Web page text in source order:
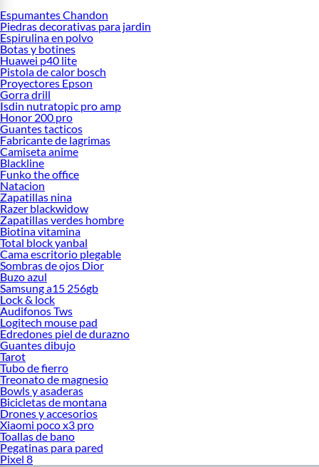
TV 32 pulgadas
TV 42 pulgadas
TV 43 pulgadas
TV 50 pulgadas
TV 55 pulgadas
TV 58 pulgadas
TV 60 pulgadas
TV 65 pulgadas
TV 70 pulgadas
TV 75 pulgadas
TV 85 pulgadas
Espumantes Chandon
Piedras decorativas para jardin
Espirulina en polvo
Botas y botines
Huawei p40 lite
Pistola de calor bosch
Proyectores Epson
Gorra drill
Isdin nutratopic pro amp
Honor 200 pro
Guantes tacticos
Fabricante de lagrimas
Camiseta anime
Blackline
Funko the office
Natacion
Zapatillas nina
Razer blackwidow
Zapatillas verdes hombre
Biotina vitamina
Total block yanbal
Cama escritorio plegable
Sombras de ojos Dior
Buzo azul
Samsung a15 256gb
Lock & lock
Audifonos Tws
Logitech mouse pad
Edredones piel de durazno
Guantes dibujo
Tarot
Tubo de fierro
Treonato de magnesio
Bowls y asaderas
Bicicletas de montana
Drones y accesorios
Xiaomi poco x3 pro
Toallas de bano
Pegatinas para pared
Pixel 8